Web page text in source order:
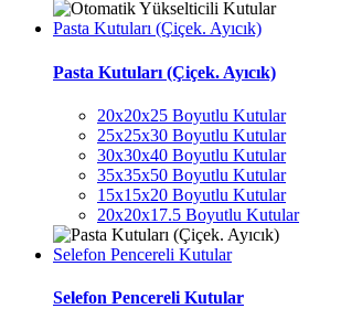
Pasta Kutuları (Çiçek. Ayıcık)
Pasta Kutuları (Çiçek. Ayıcık)
20x20x25 Boyutlu Kutular
25x25x30 Boyutlu Kutular
30x30x40 Boyutlu Kutular
35x35x50 Boyutlu Kutular
15x15x20 Boyutlu Kutular
20x20x17.5 Boyutlu Kutular
Selefon Pencereli Kutular
Selefon Pencereli Kutular